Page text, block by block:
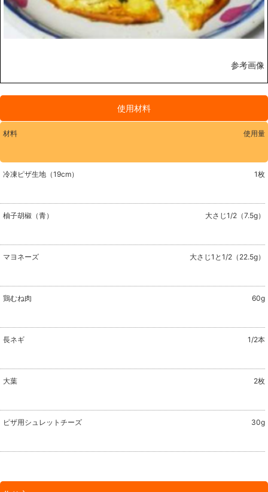
参考画像
使用材料
材料 使用量
冷凍ピザ生地（19cm） 1枚
柚子胡椒（青） 大さじ1/2（7.5g）
マヨネーズ 大さじ1と1/2（22.5g）
鶏むね肉 60g
長ネギ 1/2本
大葉 2枚
ピザ用シュレットチーズ 30g